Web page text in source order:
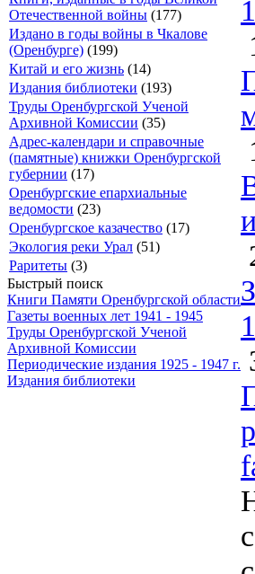
Отечественной войны (177)
Издано в годы войны в Чкалове
(Оренбурге) (199)
Китай и его жизнь (14)
Издания библиотеки (193)
Труды Оренбургской Ученой
Архивной Комиссии (35)
Адрес-календари и справочные
(памятные) книжки Оренбургской
губернии (17)
Оренбургские епархиальные
ведомости (23)
Оренбургское казачество (17)
Экология реки Урал (51)
Раритеты (3)
Быстрый поиск
Книги Памяти Оренбургской области
Газеты военных лет 1941 - 1945
Труды Оренбургской Ученой
Архивной Комиссии
Периодические издания 1925 - 1947 г.
Издания библиотеки